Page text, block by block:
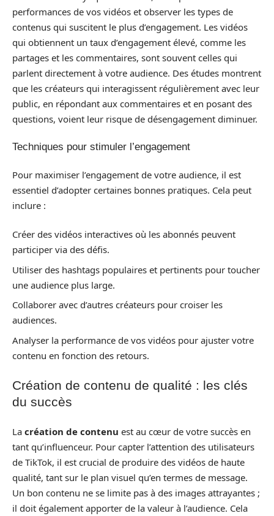
performances de vos vidéos et observer les types de
contenus qui suscitent le plus d’engagement. Les vidéos
qui obtiennent un taux d’engagement élevé, comme les
partages et les commentaires, sont souvent celles qui
parlent directement à votre audience. Des études montrent
que les créateurs qui interagissent régulièrement avec leur
public, en répondant aux commentaires et en posant des
questions, voient leur risque de désengagement diminuer.
Techniques pour stimuler l’engagement
Pour maximiser l’engagement de votre audience, il est
essentiel d’adopter certaines bonnes pratiques. Cela peut
inclure :
Créer des vidéos interactives où les abonnés peuvent
participer via des défis.
Utiliser des hashtags populaires et pertinents pour toucher
une audience plus large.
Collaborer avec d’autres créateurs pour croiser les
audiences.
Analyser la performance de vos vidéos pour ajuster votre
contenu en fonction des retours.
Création de contenu de qualité : les clés
du succès
La création de contenu est au cœur de votre succès en
tant qu’influenceur. Pour capter l’attention des utilisateurs
de TikTok, il est crucial de produire des vidéos de haute
qualité, tant sur le plan visuel qu’en termes de message.
Un bon contenu ne se limite pas à des images attrayantes ;
il doit également apporter de la valeur à l’audience. Cela